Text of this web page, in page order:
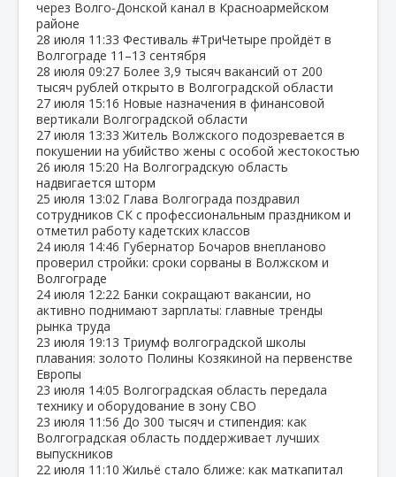
через Волго‑Донской канал в Красноармейском
районе
28 июля 11:33 Фестиваль #ТриЧетыре пройдёт в
Волгограде 11–13 сентября
28 июля 09:27 Более 3,9 тысяч вакансий от 200
тысяч рублей открыто в Волгоградской области
27 июля 15:16 Новые назначения в финансовой
вертикали Волгоградской области
27 июля 13:33 Житель Волжского подозревается в
покушении на убийство жены с особой жестокостью
26 июля 15:20 На Волгоградскую область
надвигается шторм
25 июля 13:02 Глава Волгограда поздравил
сотрудников СК с профессиональным праздником и
отметил работу кадетских классов
24 июля 14:46 Губернатор Бочаров внепланово
проверил стройки: сроки сорваны в Волжском и
Волгограде
24 июля 12:22 Банки сокращают вакансии, но
активно поднимают зарплаты: главные тренды
рынка труда
23 июля 19:13 Триумф волгоградской школы
плавания: золото Полины Козякиной на первенстве
Европы
23 июля 14:05 Волгоградская область передала
технику и оборудование в зону СВО
23 июля 11:56 До 300 тысяч и стипендия: как
Волгоградская область поддерживает лучших
выпускников
22 июля 11:10 Жильё стало ближе: как маткапитал